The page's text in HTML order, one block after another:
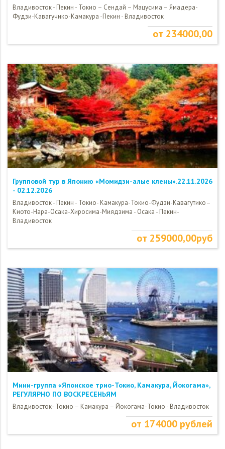
Владивосток - Пекин - Токио – Сендай – Мацусима – Ямадера-
Фудзи-Кавагучико-Камакура -Пекин - Владивосток
от 234000,00
Групповой тур в Японию «Момидзи-алые клены».22.11.2026
- 02.12.2026
Владивосток - Пекин - Токио- Камакура-Токио-Фудзи-Кавагутико–
Киото-Нара-Осака-Хиросима-Миядзима - Осака - Пекин-
Владивосток
от 259000,00руб
Мини-группа «Японское трио-Токио, Камакура, Йокогама»,
РЕГУЛЯРНО ПО ВОСКРЕСЕНЬЯМ
Владивосток- Токио – Камакура – Йокогама-Токио - Владивосток
от 174000 рублей